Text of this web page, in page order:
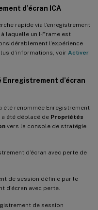
d’écran ICA
rapide via l’enregistrement
laquelle un I-Frame est
l’expérience
d’informations, voir Activer
Enregistrement d’écran
été renommée Enregistrement
a été déplacé de Propriétés
vers la console de stratégie
d’écran avec perte de
de session définie par le
d’écran avec perte.
de session